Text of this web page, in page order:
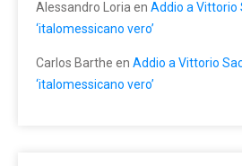
Alessandro Loria en Addio a Vittorio
‘italomessicano vero’
Carlos Barthe en Addio a Vittorio
‘italomessicano vero’